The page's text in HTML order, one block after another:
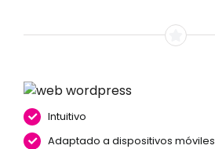
Intuitivo
Adaptado a dispositivos móviles